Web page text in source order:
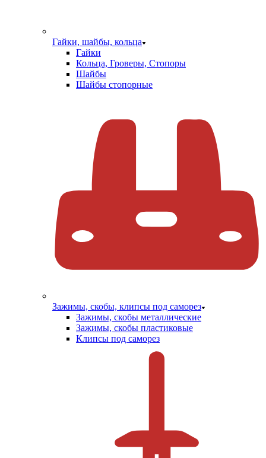
Гайки, шайбы, кольца
Гайки
Кольца, Гроверы, Стопоры
Шайбы
Шайбы стопорные
Зажимы, скобы, клипсы под саморез
Зажимы, скобы металлические
Зажимы, скобы пластиковые
Клипсы под саморез